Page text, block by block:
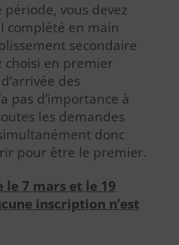
vous devez
complété en main
secondaire
choisi en premier
des
pas d’importance à
les demandes
donc
pour être le premier.
le 7 mars et le 19
inscription n’est